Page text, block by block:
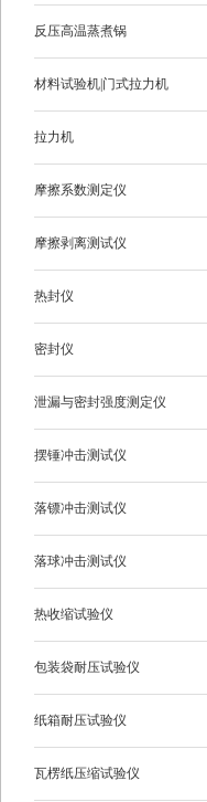
反压高温蒸煮锅
材料试验机|门式拉力机
拉力机
摩擦系数测定仪
摩擦剥离测试仪
热封仪
密封仪
泄漏与密封强度测定仪
摆锤冲击测试仪
落镖冲击测试仪
落球冲击测试仪
热收缩试验仪
包装袋耐压试验仪
纸箱耐压试验仪
瓦楞纸压缩试验仪